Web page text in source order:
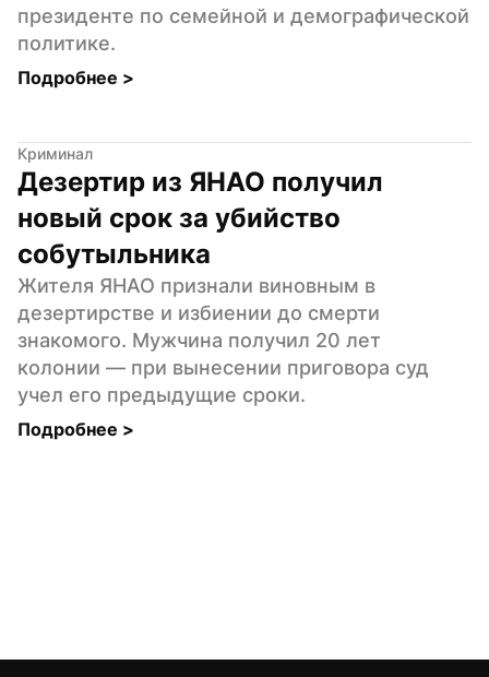
президенте по семейной и демографической
политике.
Подробнее >
Криминал
Дезертир из ЯНАО получил
новый срок за убийство
собутыльника
Жителя ЯНАО признали виновным в
дезертирстве и избиении до смерти
знакомого. Мужчина получил 20 лет
колонии — при вынесении приговора суд
учел его предыдущие сроки.
Подробнее >